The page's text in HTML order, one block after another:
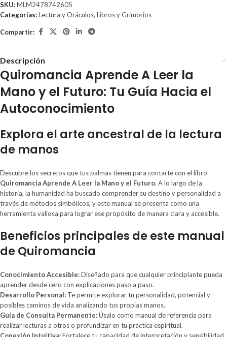
SKU:MLM2478742605
Categorías:Lectura y Oráculos, Libros y Grimorios
Compartir:
Descripción
Quiromancia Aprende A Leer la
Mano y el Futuro: Tu Guía Hacia el
Autoconocimiento
Explora el arte ancestral de la lectura
de manos
Descubre los secretos que tus palmas tienen para contarte con el libro
Quiromancia Aprende A Leer la Mano y el Futuro. A lo largo de la
historia, la humanidad ha buscado comprender su destino y personalidad a
través de métodos simbólicos, y este manual se presenta como una
herramienta valiosa para lograr ese propósito de manera clara y accesible.
Beneficios principales de este manual
de Quiromancia
Conocimiento Accesible:Diseñado para que cualquier principiante pueda
aprender desde cero con explicaciones paso a paso.
Desarrollo Personal: Te permite explorar tu personalidad, potencial y
posibles caminos de vida analizando tus propias manos.
Guía de Consulta Permanente:Úsalo como manual de referencia para
realizar lecturas a otros o profundizar en tu práctica espiritual.